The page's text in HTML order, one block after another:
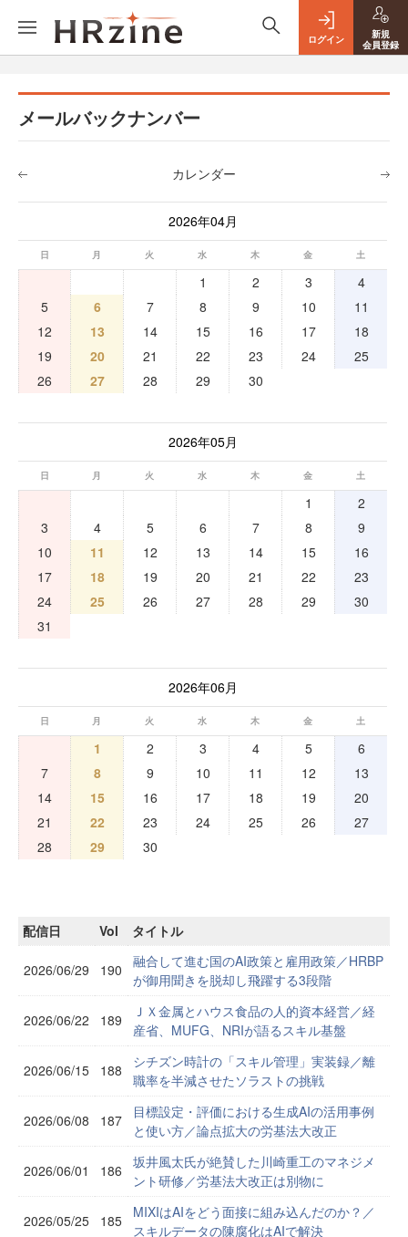
ログイン
新規
会員登録
メールバックナンバー
カレンダー
2026年04月
日 月 火 水 木 金 土
1 2 3
4
5
6 7 8 9 10
11
12
13 14 15 16 17
18
19
20 21 22 23 24
25
26
27 28 29 30
2026年05月
日 月 火 水 木 金 土
1
2
3
4 5 6 7 8
9
10
11 12 13 14 15
16
17
18 19 20 21 22
23
24
25 26 27 28 29
30
31
2026年06月
日 月 火 水 木 金 土
1 2 3 4 5
6
7
8 9 10 11 12
13
14
15 16 17 18 19
20
21
22 23 24 25 26
27
28
29 30
配信日 Vol タイトル
2026/06/29 190
融合して進む国のAI政策と雇用政策／HRBP
が御用聞きを脱却し飛躍する3段階
2026/06/22 189
ＪＸ金属とハウス食品の人的資本経営／経
産省、MUFG、NRIが語るスキル基盤
2026/06/15 188
シチズン時計の「スキル管理」実装録／離
職率を半減させたソラストの挑戦
2026/06/08 187
目標設定・評価における生成AIの活用事例
と使い方／論点拡大の労基法大改正
2026/06/01 186
坂井風太氏が絶賛した川崎重工のマネジメ
ント研修／労基法大改正は別物に
2026/05/25 185
MIXIはAIをどう面接に組み込んだのか？／
スキルデータの陳腐化はAIで解決